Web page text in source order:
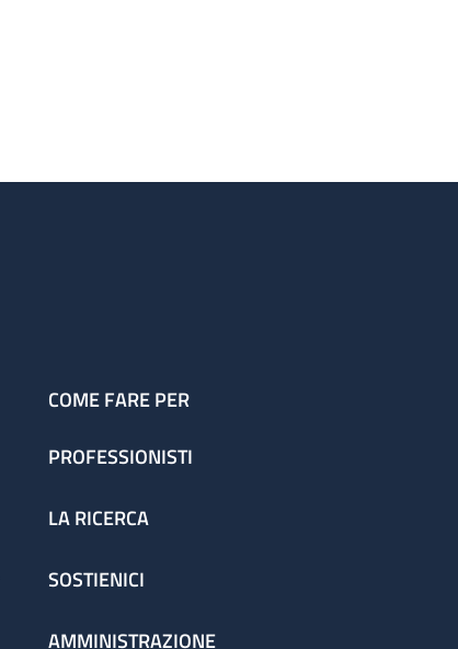
COME FARE PER
PROFESSIONISTI
LA RICERCA
SOSTIENICI
AMMINISTRAZIONE